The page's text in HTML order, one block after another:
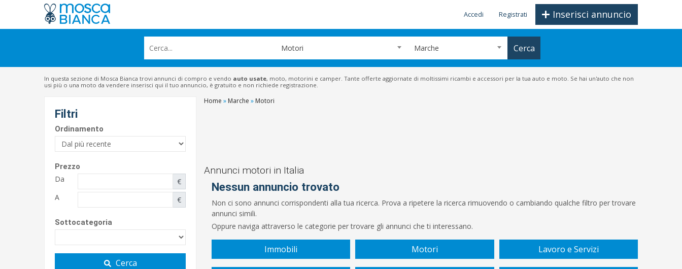
Inserisci annuncio
Accedi Registrati
Motori Marche Cerca
In questa sezione di Mosca Bianca trovi annunci di compro e vendo auto usate, moto, motorini e camper. Tante offerte aggiornate di moltissimi ricambi e accessori per la tua auto e moto. Se hai un'auto che non
usi più o una moto da vendere inserisci qui il tuo annuncio, è gratuito e non richiede registrazione.
Filtri
Ordinamento
Prezzo
Da
€
A
€
Sottocategoria
Cerca
Home » Marche » Motori
Annunci motori in Italia
Nessun annuncio trovato
Non ci sono annunci corrispondenti alla tua ricerca. Prova a ripetere la ricerca rimuovendo o cambiando qualche filtro per trovare
annunci simili.
Oppure naviga attraverso le categorie per trovare gli annunci che ti interessano.
Immobili Motori Lavoro e Servizi